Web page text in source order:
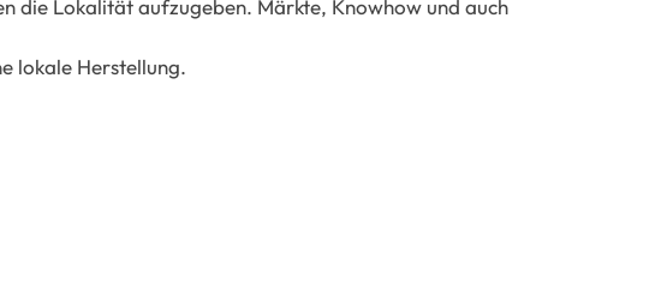
die Lokalität aufzugeben. Märkte, Knowhow und auch
lokale Herstellung.